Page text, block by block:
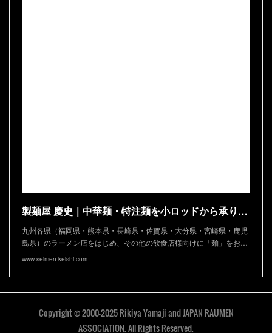
製麺屋 慶史｜中華麺・特注麺を小ロッドから承ります
九州各県（福岡県・熊本県・長崎県・佐賀県・大分県・宮崎県・鹿児
島県）のラーメン店をはじめ、その他の飲食店様向けに「麺」をお…
www.seimen-keishi.com
Copyright © 2000-2025 Rikiya Yamaji and JAPAN RAUMEN
ASSOCIATION. All Rights Reserved.